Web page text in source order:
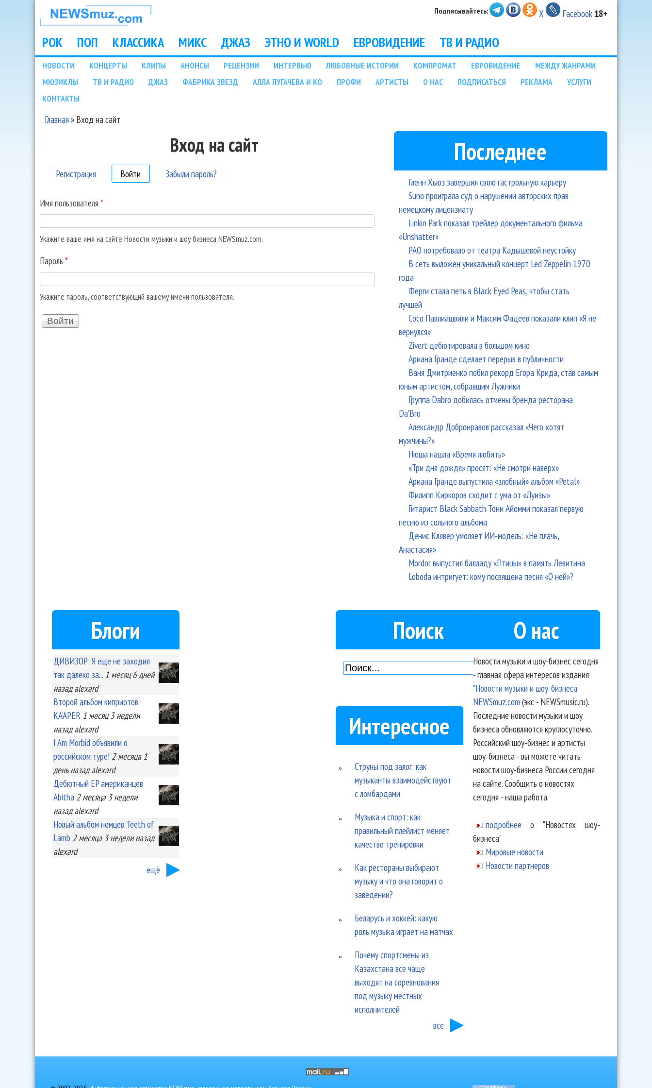
НОВОСТИ
МУЗЫКИ И
ШОУ БИЗНЕСА
NEWSMUZ.COM
Подписывайтесь: X Facebook 18+
Main menu
РОК ПОП КЛАССИКА МИКС ДЖАЗ ЭТНО И WORLD ЕВРОВИДЕНИЕ ТВ И РАДИО
Подразделы
НОВОСТИ КОНЦЕРТЫ КЛИПЫ АНОНСЫ РЕЦЕНЗИИ ИНТЕРВЬЮ ЛЮБОВНЫЕ ИСТОРИИ КОМПРОМАТ ЕВРОВИДЕНИЕ
МЕЖДУ ЖАНРАМИ
МЮЗИКЛЫ
ТВ И РАДИО ДЖАЗ ФАБРИКА ЗВЕЗД АЛЛА ПУГАЧЕВА И КО ПРОФИ АРТИСТЫ О НАС ПОДПИСАТЬСЯ РЕКЛАМА
УСЛУГИ
КОНТАКТЫ
Вы здесь
Главная» Вход на сайт
Вход на сайт
Регистрация Войти (активная вкладка)
Забыли пароль?
Имя пользователя *
Укажите ваше имя на сайте Новости музыки и шоу бизнеса NEWSmuz.com.
Пароль *
Укажите пароль, соответствующий вашему имени пользователя.
Последнее
Гленн Хьюз завершил свою гастрольную карьеру
Suno проиграла суд о нарушении авторских прав
немецкому лицензиату
Linkin Park показал трейлер документального фильма
«Unshatter»
РАО потребовало от театра Кадышевой неустойку
В сеть выложен уникальный концерт Led Zeppelin 1970
года
Ферги стала петь в Black Eyed Peas, чтобы стать
лучшей
Сосо Павлиашвили и Максим Фадеев показали клип «Я не
вернулся»
Zivert дебютировала в большом кино
Ариана Гранде сделает перерыв в публичности
Ваня Дмитриенко побил рекорд Егора Крида, став самым
юным артистом, собравшим Лужники
Группа Dabro добилась отмены бренда ресторана
Da'Bro
Александр Добронравов рассказал «Чего хотят
мужчины?»
Нюша нашла «Время любить»
«Три дня дождя» просят: «Не смотри наверх»
Ариана Гранде выпустила «злобный» альбом «Petal»
Филипп Киркоров сходит с ума от «Луизы»
Гитарист Black Sabbath Тони Айомми показал первую
песню из сольного альбома
Денис Клявер умоляет ИИ-модель: «Не плачь,
Анастасия»
Mordor выпустил балладу «Птицы» в память Левитина
Loboda интригует: кому посвящена песня «О ней»?
Блоги
ДИВИЗОР: Я еще не заходил
так далеко за... 1 месяц 6 дней
назад alexard
Второй альбом киприотов
KA'APER 1 месяц 3 недели
назад alexard
I Am Morbid объявили о
российском туре! 2 месяца 1
деньназад alexard
Дебютный EP американцев
Abitha 2 месяца 3 недели
назад alexard
Новый альбом немцев Teeth of
Lamb 2 месяца 3 неделиназад
alexard
ещё
Поиск
Интересное
Струны под залог: как
музыканты взаимодействуют
с ломбардами
Музыка и спорт: как
правильный плейлист меняет
качество тренировки
Как рестораны выбирают
музыку и что она говорит о
заведении?
Беларусь и хоккей: какую
роль музыка играет на матчах
Почему спортсмены из
Казахстана все чаще
выходят на соревнования
под музыку местных
исполнителей
все
О нас
Новости музыки и шоу-бизнес сегодня
- главная сфера интересов издания
"Новости музыки и шоу-бизнеса
NEWSmuz.com(экс - NEWSmusic.ru).
Последние новости музыки и шоу
бизнеса обновляются круглосуточно.
Российский шоу-бизнес и артисты
шоу-бизнеса - вы можете читать
новости шоу-бизнеса России сегодня
на сайте. Сообщить о новостях
сегодня - наша работа.
подробнее о "Новостях шоу-
бизнеса"
Мировые новости
Новости партнеров